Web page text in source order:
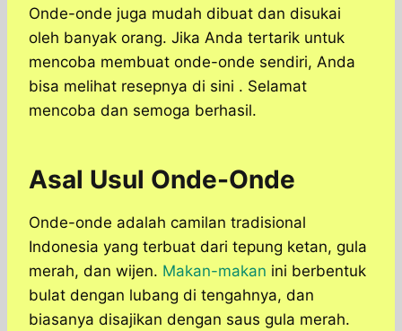
Onde-onde juga mudah dibuat dan disukai
oleh banyak orang. Jika Anda tertarik untuk
mencoba membuat onde-onde sendiri, Anda
bisa melihat resepnya di sini . Selamat
mencoba dan semoga berhasil.
Asal Usul Onde-Onde
Onde-onde adalah camilan tradisional
Indonesia yang terbuat dari tepung ketan, gula
merah, dan wijen. Makan-makan ini berbentuk
bulat dengan lubang di tengahnya, dan
biasanya disajikan dengan saus gula merah.